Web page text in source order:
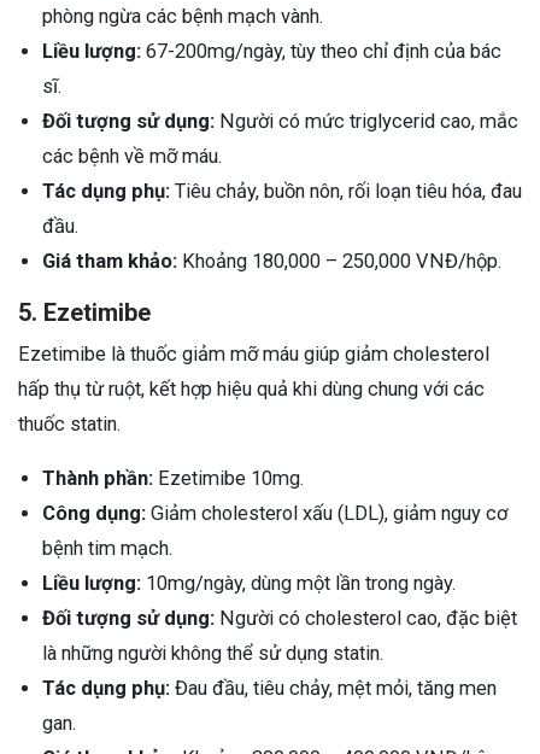
phòng ngừa các bệnh mạch vành.
Liều lượng: 67-200mg/ngày, tùy theo chỉ định của bác
sĩ.
Đối tượng sử dụng: Người có mức triglycerid cao, mắc
các bệnh về mỡ máu.
Tác dụng phụ: Tiêu chảy, buồn nôn, rối loạn tiêu hóa, đau
đầu.
Giá tham khảo: Khoảng 180,000 – 250,000 VNĐ/hộp.
5. Ezetimibe
Ezetimibe là thuốc giảm mỡ máu giúp giảm cholesterol
hấp thụ từ ruột, kết hợp hiệu quả khi dùng chung với các
thuốc statin.
Thành phần: Ezetimibe 10mg.
Công dụng: Giảm cholesterol xấu (LDL), giảm nguy cơ
bệnh tim mạch.
Liều lượng: 10mg/ngày, dùng một lần trong ngày.
Đối tượng sử dụng: Người có cholesterol cao, đặc biệt
là những người không thể sử dụng statin.
Tác dụng phụ: Đau đầu, tiêu chảy, mệt mỏi, tăng men
gan.